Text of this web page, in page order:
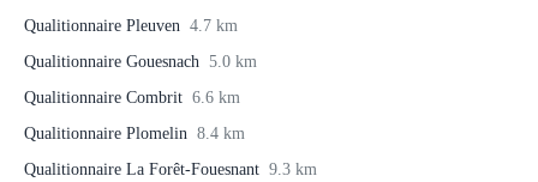
Qualitionnaire Pleuven 4.7 km
Qualitionnaire Gouesnach 5.0 km
Qualitionnaire Combrit 6.6 km
Qualitionnaire Plomelin 8.4 km
Qualitionnaire La Forêt-Fouesnant 9.3 km